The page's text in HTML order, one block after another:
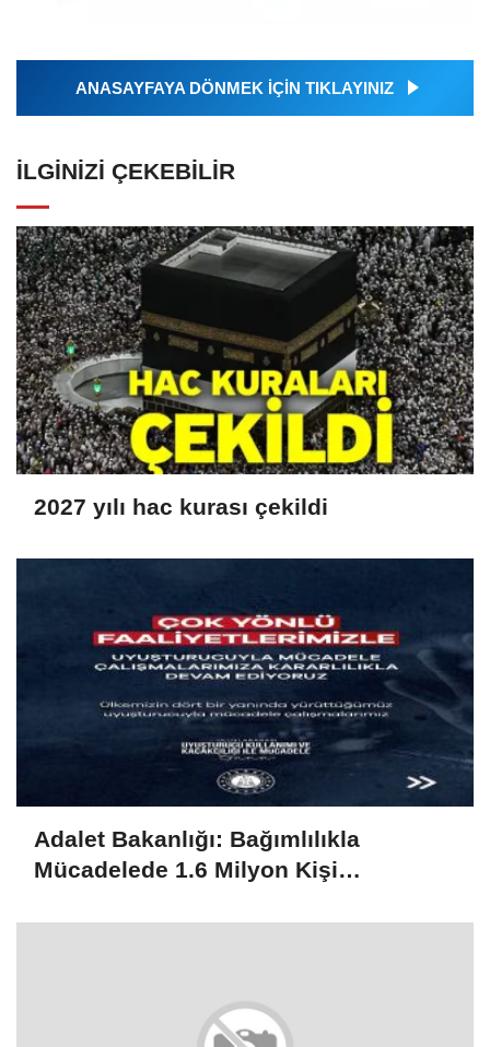
ANASAYFAYA DÖNMEK İÇİN TIKLAYINIZ
İLGINIZI ÇEKEBILIR
2027 yılı hac kurası çekildi
Adalet Bakanlığı: Bağımlılıkla
Mücadelede 1.6 Milyon Kişi